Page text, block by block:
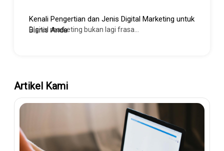
Kenali Pengertian dan Jenis Digital Marketing untuk
Bisnis Anda
Digital marketing bukan lagi frasa...
Artikel Kami